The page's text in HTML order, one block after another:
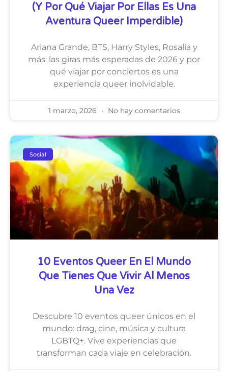
(y Por Qué Viajar Por Ellas Es Una
Aventura Queer Imperdible)
Ariana Grande, BTS, Harry Styles, Rosalía y
más: las giras más esperadas de 2026 y por
qué viajar por conciertos es una
experiencia queer inolvidable.
1 marzo, 2026 No hay comentarios
Social
10 Eventos Queer En El Mundo
Que Tienes Que Vivir Al Menos
Una Vez
Descubre 10 eventos queer únicos en el
mundo: drag, cine, música y cultura
LGBTQ+. Vive experiencias que
transforman cada viaje en celebración.